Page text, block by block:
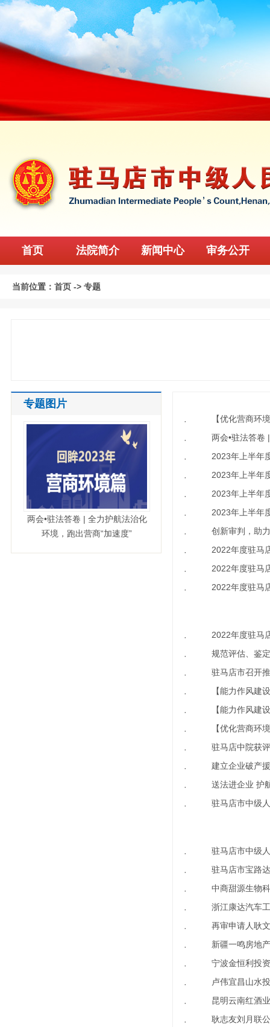
首页 法院简介 新闻中心 审务公开
当前位置： 首页 -> 专题
专题图片
两会•驻法答卷 | 全力护航法治化
环境，跑出营商“加速度”
· 【优化营商环
· 两会•驻法答卷
· 2023年上半年
· 2023年上半年
· 2023年上半年
· 2023年上半年
· 创新审判，助
· 2022年度驻马
· 2022年度驻马
· 2022年度驻马
· 2022年度驻马
· 规范评估、鉴
· 驻马店市召开
· 【能力作风建
· 【能力作风建
· 【优化营商环
· 驻马店中院获
· 建立企业破产
· 送法进企业 护
· 驻马店市中级
· 驻马店市中级
· 驻马店市宝路
· 中商甜源生物
· 浙江康达汽车
· 再审申请人耿
· 新疆一鸣房地
· 宁波金恒利投
· 卢伟宜昌山水
· 昆明云南红酒
· 耿志友刘月联